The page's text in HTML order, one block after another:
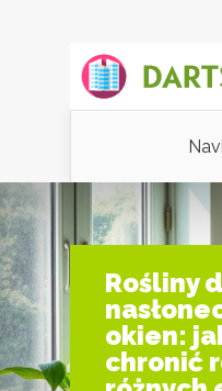
Rośliny
okien:
chronić